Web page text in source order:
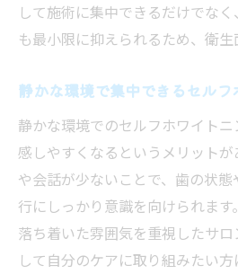
して施術に集中できるだけでな
も最小限に抑えられるため、衛生
静かな環境で集中できるセル
静かな環境でのセルフホワイト
感しやすくなるというメリット
や会話が少ないことで、歯の状
行にしっかり意識を向けられます
落ち着いた雰囲気を重視したサ
して自分のケアに取り組みたい方